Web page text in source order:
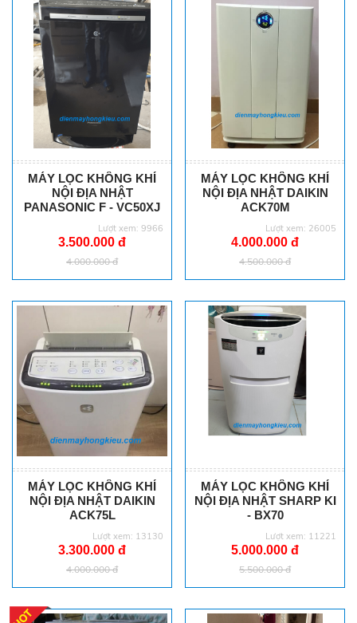
MÁY LỌC KHÔNG KHÍ
NỘI ĐỊA NHẬT
PANASONIC F - VC50XJ
Lượt xem: 9966
3.500.000 đ
4.000.000 đ
MÁY LỌC KHÔNG KHÍ
NỘI ĐỊA NHẬT DAIKIN
ACK70M
Lượt xem: 26005
4.000.000 đ
4.500.000 đ
MÁY LỌC KHÔNG KHÍ
NỘI ĐỊA NHẬT DAIKIN
ACK75L
Lượt xem: 13130
3.300.000 đ
4.000.000 đ
MÁY LỌC KHÔNG KHÍ
NỘI ĐỊA NHẬT SHARP KI
- BX70
Lượt xem: 11221
5.000.000 đ
5.500.000 đ